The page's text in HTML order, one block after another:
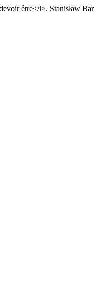
être</i>. Stanisław